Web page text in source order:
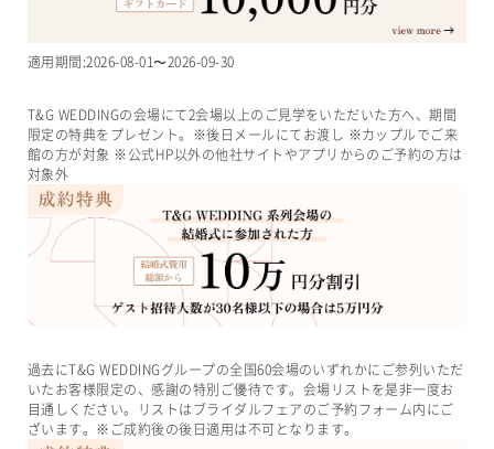
適用期間:2026-08-01〜2026-09-30
T&G WEDDINGの会場にて2会場以上のご見学をいただいた方へ、期間
限定の特典をプレゼント。※後日メールにてお渡し ※カップルでご来
館の方が対象 ※公式HP以外の他社サイトやアプリからのご予約の方は
対象外
過去にT&G WEDDINGグループの全国60会場のいずれかにご参列いただ
いたお客様限定の、感謝の特別ご優待です。会場リストを是非一度お
目通しください。リストはブライダルフェアのご予約フォーム内にご
ざいます。※ご成約後の後日適用は不可となります。